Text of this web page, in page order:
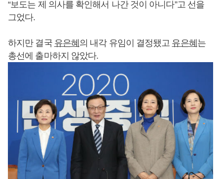
“보도는 제 의사를 확인해서 나간 것이 아니다”고 선을
그었다.
하지만 결국 유은혜 의 내각 유임이 결정됐고 유은혜 는
총선에 출마하지 않았다.